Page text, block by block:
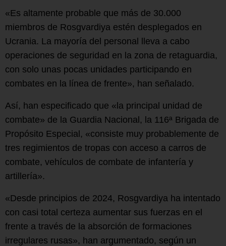
«Es altamente probable que más de 30.000
miembros de Rosgvardiya estén desplegados en
Ucrania. La mayoría del personal lleva a cabo
operaciones de seguridad en la zona de retaguardia,
con solo unas pocas unidades participando en
combates en la línea de frente», han señalado.
Así, han especificado que «la principal unidad de
combate» de la Guardia Nacional, la 116ª Brigada de
Propósito Especial, «consiste muy probablemente de
tres regimientos de tropas con acceso a carros de
combate, vehículos de combate de infantería y
artillería».
«Desde principios de 2024, Rosgvardiya ha intentado
con casi total certeza aumentar sus fuerzas en el
frente a través de la absorción de formaciones
irregulares rusas», han argumentado, según un